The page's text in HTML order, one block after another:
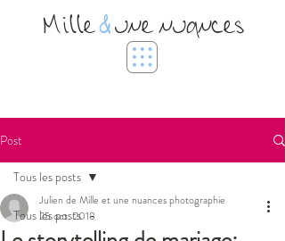
Mille&une nuances
Post
Tous les posts
Tous les posts
Julien de Mille et une nuances photographie
25 oct. 2018